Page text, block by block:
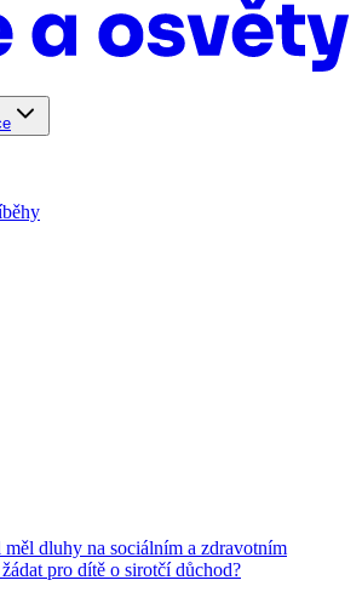
měl dluhy na sociálním a zdravotním
pro dítě o sirotčí důchod?